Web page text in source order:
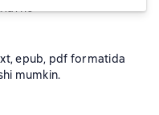
epub, pdf formatida
mumkin.